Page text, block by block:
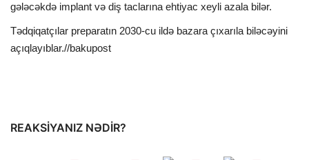
gələcəkdə implant və diş taclarına ehtiyac xeyli azala bilər.
Tədqiqatçılar preparatın 2030-cu ildə bazara çıxarıla biləcəyini
açıqlayıblar.//bakupost
REAKSIYANIZ NƏDIR?